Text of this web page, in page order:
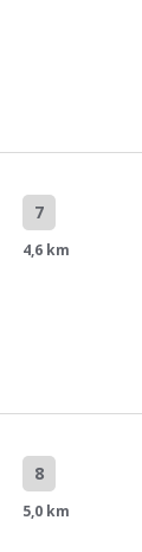
7
4,6 km
8
5,0 km